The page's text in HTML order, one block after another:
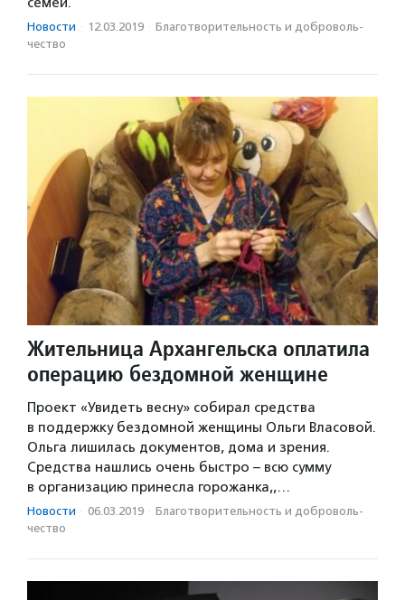
Новости · 12.03.2019 · Благотвори­тель­ность и доброволь­
чест­во
Жительница Архангельска оплатила
операцию бездомной женщине
Проект «Увидеть весну» собирал средства
в поддержку бездомной женщины Ольги Власовой.
Ольга лишилась документов, дома и зрения.
Средства нашлись очень быстро – всю сумму
в организацию принесла горожанка,,…
Новости · 06.03.2019 · Благотвори­тель­ность и доброволь­
чест­во